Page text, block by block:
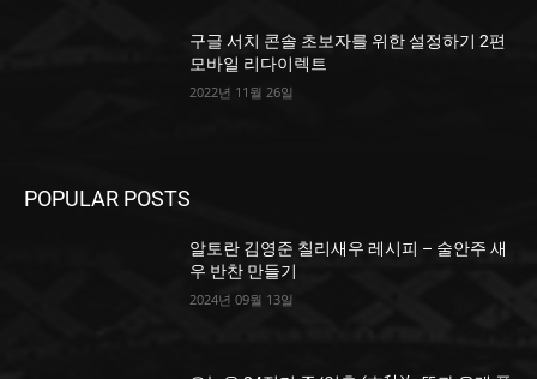
구글 서치 콘솔 초보자를 위한 설정하기 2편
모바일 리다이렉트
2022년 11월 26일
POPULAR POSTS
알토란 김영준 칠리새우 레시피 – 술안주 새
우 반찬 만들기
2024년 09월 13일